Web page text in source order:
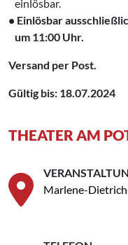
‌ einlösbar.
• Einlösbar
‌ um 11:00 Uhr.
Versand per Post.
Gültig bis: 18.07.2024
THEATER AM
Marlene-